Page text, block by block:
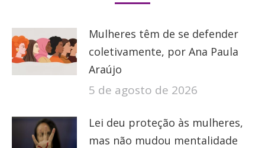
Mulheres têm de se defender
coletivamente, por Ana Paula
Araújo
5 de agosto de 2026
Lei deu proteção às mulheres,
mas não mudou mentalidade